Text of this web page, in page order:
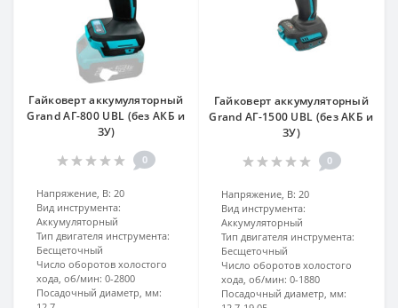
Гайковерт аккумуляторный
Grand АГ-800 UBL (без АКБ и
ЗУ)
0
Напряжение, В: 20
Вид инструмента:
Аккумуляторный
Тип двигателя инструмента:
Бесщеточный
Число оборотов холостого
хода, об/мин: 0-2800
Посадочный диаметр, мм:
Гайковерт аккумуляторный
Grand АГ-1500 UBL (без АКБ и
ЗУ)
0
Напряжение, В: 20
Вид инструмента:
Аккумуляторный
Тип двигателя инструмента:
Бесщеточный
Число оборотов холостого
хода, об/мин: 0-1880
Посадочный диаметр, мм: